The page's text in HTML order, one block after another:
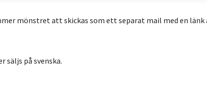
mönstret att skickas som ett separat mail med en
säljs på svenska.